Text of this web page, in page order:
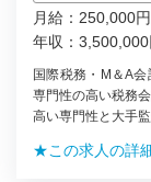
月給：250,000円
年収：3,500,000
国際税務・M＆A
専門性の高い税務
高い専門性と大手
★この求人の詳